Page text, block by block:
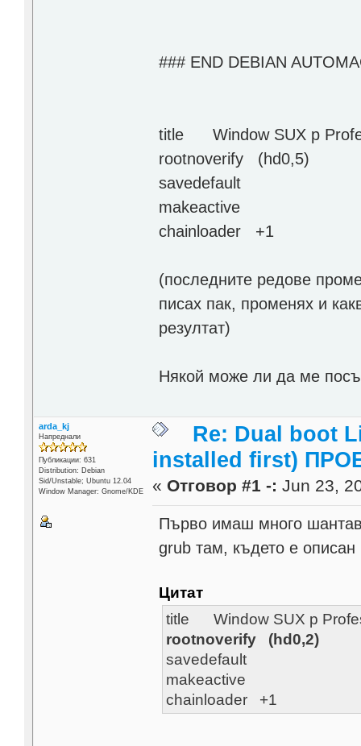
### END DEBIAN
title Window SUX p
rootnoverify (hd0,5)
savedefault
makeactive
chainloader +1
(последните редове
писах пак, променях и
резултат)
Някой може ли да ме
arda_kj
Напреднали
Публикации: 631
Distribution: Debian
Sid/Unstable; Ubuntu 12.04
Window Manager: Gnome/KDE
Re: Dual boot
installed first)
« Отговор #1 -: Jun 23,
Първо имаш много шантав
grub там, където е
Цитат
title Window SUX p
rootnoverify (hd0,2)
savedefault
makeactive
chainloader +1